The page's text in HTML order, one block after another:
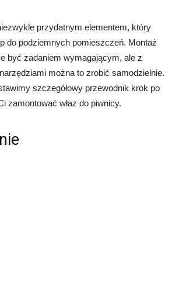
przydatnym elementem, który
do podziemnych pomieszczeń. Montaż
być zadaniem wymagającym, ale z
można to zrobić samodzielnie.
szczegółowy przewodnik krok po
zamontować właz do piwnicy.